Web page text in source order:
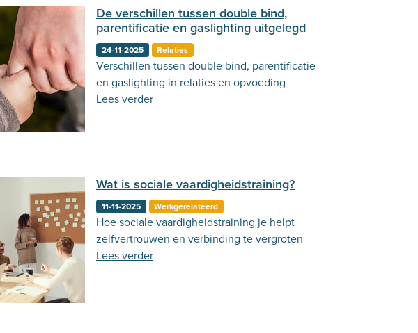
De verschillen tussen double bind,
parentificatie en gaslighting uitgelegd
24-11-2025 Relaties
Verschillen tussen double bind, parentificatie
en gaslighting in relaties en opvoeding
Lees verder
Wat is sociale vaardigheidstraining?
11-11-2025 Werkgerelateerd
Hoe sociale vaardigheidstraining je helpt
zelfvertrouwen en verbinding te vergroten
Lees verder